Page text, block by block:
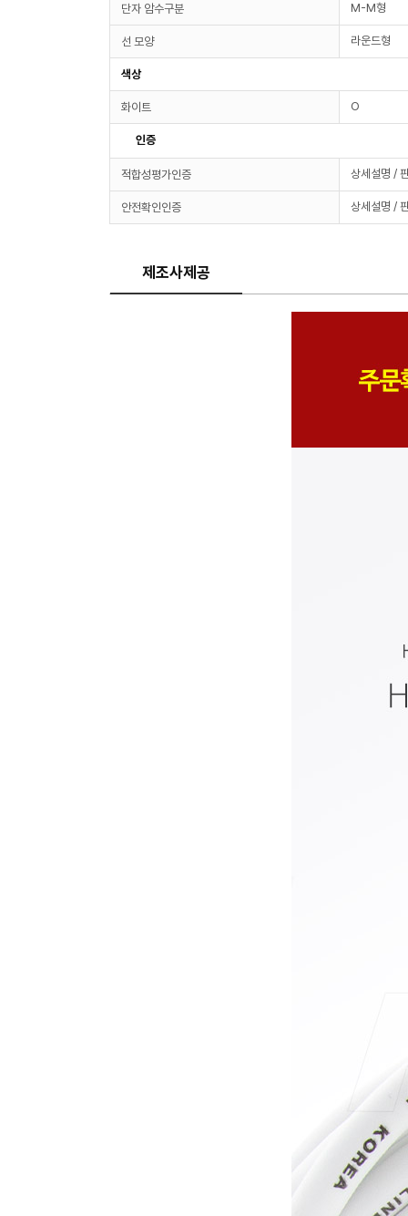
단자 암수구분 M-M형
선 모양 라운드형
색상
화이트 O
인증
적합성평가인증 상세설명 /
안전확인인증 상세설명 /
제조사제공